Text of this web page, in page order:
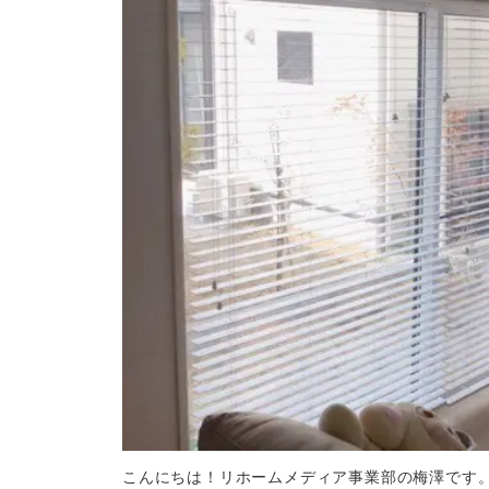
こんにちは！リホームメディア事業部の梅澤です